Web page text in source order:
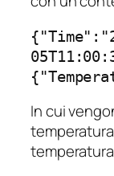
In cui